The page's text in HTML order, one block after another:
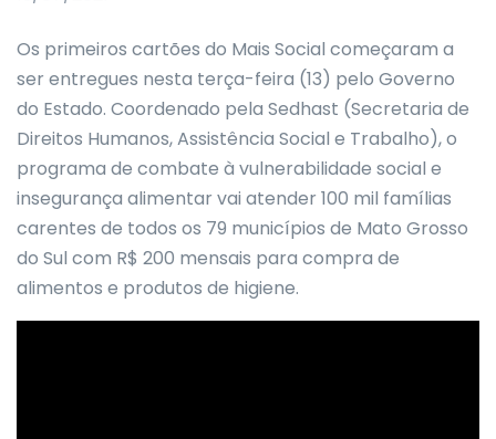
Os primeiros cartões do Mais Social começaram a
ser entregues nesta terça-feira (13) pelo Governo
do Estado. Coordenado pela Sedhast (Secretaria de
Direitos Humanos, Assistência Social e Trabalho), o
programa de combate à vulnerabilidade social e
insegurança alimentar vai atender 100 mil famílias
carentes de todos os 79 municípios de Mato Grosso
do Sul com R$ 200 mensais para compra de
alimentos e produtos de higiene.